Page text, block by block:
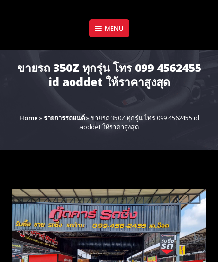
MENU
ขายรถ 350Z ทุกรุ่น โทร 099 4562455
id aoddet ให้ราคาสูงสุด
Home »รายการรถยนต์»ขายรถ 350Z ทุกรุ่น โทร 099 4562455 id
aoddet ให้ราคาสูงสุด